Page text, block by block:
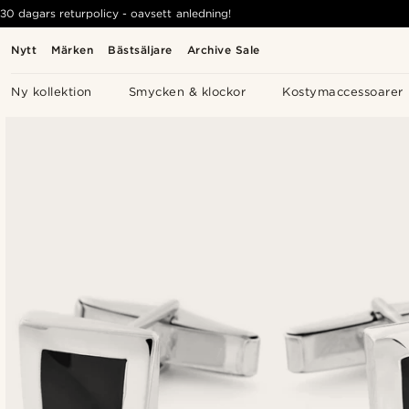
Nytt Märken Bästsäljare Archive Sale
Ny kollektion Smycken & klockor Kostymaccessoarer
30 dagars returpolicy - oavsett anledning!